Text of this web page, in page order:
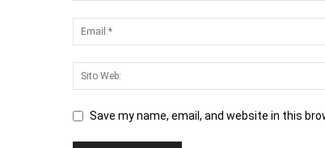
Save my name, email, and website in this